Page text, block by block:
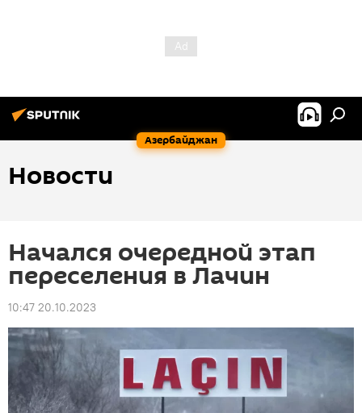
Азербайджан
Новости
Начался очередной этап
переселения в Лачин
10:47 20.10.2023